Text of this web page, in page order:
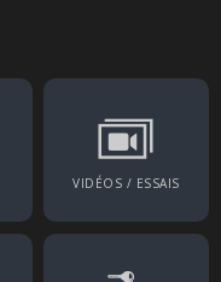
VIDÉOS / ESSAIS